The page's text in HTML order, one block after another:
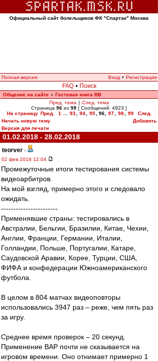
Официальный сайт болельщиков ФК "Спартак" Москва
Полная версия Вход • Регистрация
FAQ • Поиск
Общение на сайте » Гостевая книга ВВ
Пред. тема | След. тема
Страница 96 из 99 [ Сообщений: 4923 ]
На страницу Пред. 1 93 94 95 96, 97 98 99
След.
Начать новую тему
Добавить
Версия для печати
01.02.2018 - 28.02.2018
teorver -
02 фев 2018 12:04
Промежуточные итоги тестирования системы
видеоарбитров.
На мой взгляд, примерно этого и следовало
ожидать.
-----------------------
Применявшие страны: тестировались в
Австралии, Бельгии, Бразилии, Китае, Чехии,
Англии, Франции, Германии, Италии,
Голландии, Польше, Португалии, Катаре,
Саудовской Аравии, Корее, Турции, США,
ФИФА и конфедерации Южноамериканского
футбола.
В целом в 804 матчах видеоповторы
использовались 3947 раз – реже, чем пять раз
за игру.
Среднее время проверок – 20 секунд.
Применение ВАР почти не сказывается на
игровом времени. Оно отнимает примерно 1